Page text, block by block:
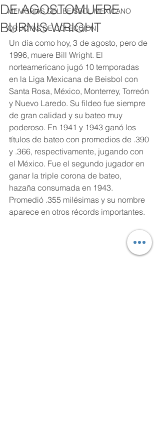
MEMORIAS DEL BEISBOL MEXICANO
QR JOYAS DE COLECCION
DE AGOSTOMUERE
BURNIS WRIGHT
Un día como hoy, 3 de agosto, pero de
1996, muere Bill Wright. El
norteamericano jugó 10 temporadas
en la Liga Mexicana de Beisbol con
Santa Rosa, México, Monterrey, Torreón
y Nuevo Laredo. Su fildeo fue siempre
de gran calidad y su bateo muy
poderoso. En 1941 y 1943 ganó los
títulos de bateo con promedios de .390
y .366, respectivamente, jugando con
el México. Fue el segundo jugador en
ganar la triple corona de bateo,
hazaña consumada en 1943.
Promedió .355 milésimas y su nombre
aparece en otros récords importantes.